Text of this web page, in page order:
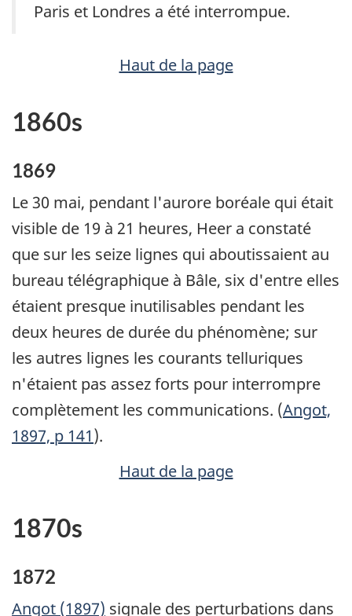
Paris et Londres a été interrompue.
Haut de la page
1860s
1869
Le 30 mai, pendant l'aurore boréale qui était
visible de 19 à 21 heures, Heer a constaté
que sur les seize lignes qui aboutissaient au
bureau télégraphique à Bâle, six d'entre elles
étaient presque inutilisables pendant les
deux heures de durée du phénomène; sur
les autres lignes les courants telluriques
n'étaient pas assez forts pour interrompre
complètement les communications. (Angot,
1897, p 141).
Haut de la page
1870s
1872
Angot (1897) signale des perturbations dans